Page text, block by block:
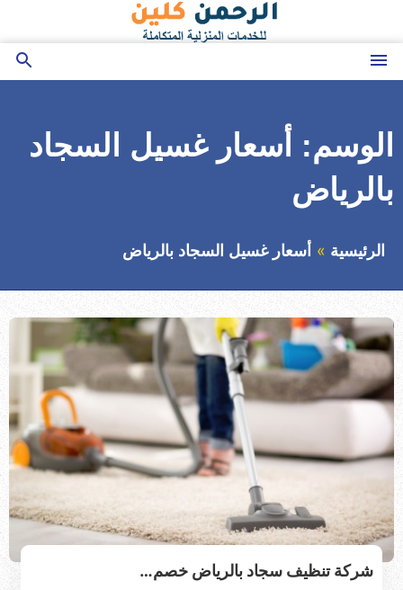
إلى
القائمة
بحث
الوسم:
أسعار غسيل السجاد
بالرياض
الرئيسية أسعار غسيل السجاد بالرياض
شركة تنظيف سجاد بالرياض خصم…